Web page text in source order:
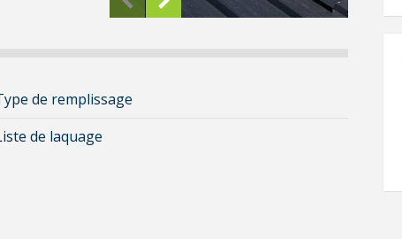
de remplissage
de laquage